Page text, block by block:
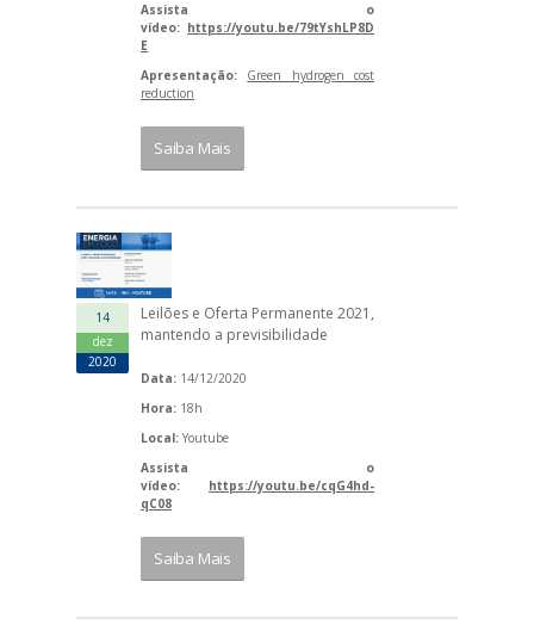
Assista o
vídeo: https://youtu.be/79tYshLP8D
E
Apresentação:
Green hydrogen cost
reduction
Saiba Mais
14
dez
2020
Leilões e Oferta Permanente 2021,
mantendo a previsibilidade
Data: 14/12/2020
Hora: 18h
Local: Youtube
Assista o
vídeo: https://youtu.be/cqG4hd-
qC08
Saiba Mais